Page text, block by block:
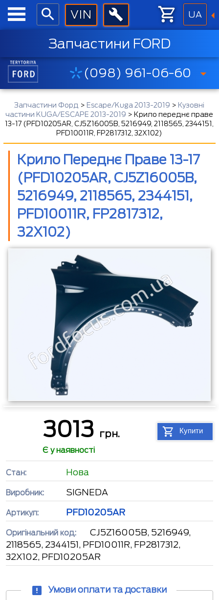
UA
Запчастини FORD
(098) 961-06-60
Запчастини Форд > Escape/Kuga 2013-2019 > Кузовні
частини KUGA/ESCAPE 2013-2019 > Крило переднє праве
13-17 (PFD10205AR, CJ5Z16005B, 5216949, 2118565, 2344151,
PFD10011R, FP2817312, 32X102)
Крило Переднє Праве 13-17
(PFD10205AR, CJ5Z16005B,
5216949, 2118565, 2344151,
PFD10011R, FP2817312,
32X102)
3013 грн. Купити
Є у наявності
Стан: Нова
Виробник: SIGNEDA
Артикул: PFD10205AR
Оригінальний код:
CJ5Z16005B, 5216949,
2118565, 2344151, PFD10011R, FP2817312,
32X102, PFD10205AR
Умови оплати та доставки